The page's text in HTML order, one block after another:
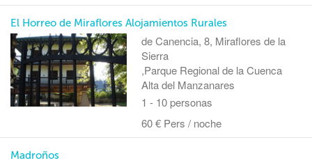
El Horreo de Miraflores Alojamientos Rurales
de Canencia, 8, Miraflores de la
Sierra
,Parque Regional de la Cuenca
Alta del Manzanares
1 - 10 personas
60 € Pers / noche
Madroños